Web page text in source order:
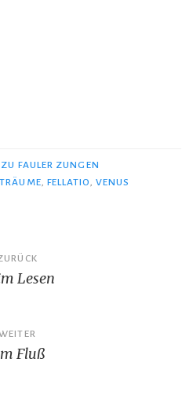
FAULER ZUNGEN
FELLATIO VENUS
Lesen
Fluß